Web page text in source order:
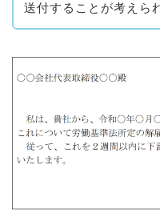
送付することが考えら